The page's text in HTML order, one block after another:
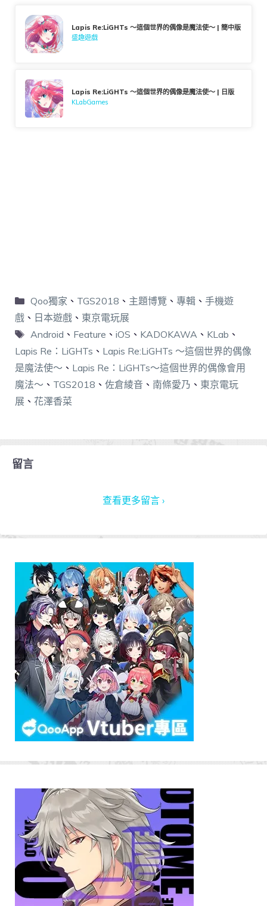
Lapis Re:LiGHTs ～這個世界的偶像是魔法使～ | 簡中版
盛趣遊戲
Lapis Re:LiGHTs ～這個世界的偶像是魔法使～ | 日版
KLabGames
Qoo獨家 、 TGS2018 、 主題博覽 、 專輯、 手機遊
戲 、 日本遊戲 、 東京電玩展
Android 、 Feature 、 iOS 、 KADOKAWA 、 KLab 、
Lapis Re：LiGHTs 、 Lapis Re:LiGHTs ～這個世界的偶像
是魔法使～ 、 Lapis Re：LiGHTs～這個世界的偶像會用
魔法～ 、 TGS2018 、 佐倉綾音 、 南條愛乃 、 東京電玩
展 、 花澤香菜
留言
查看更多留言 ›